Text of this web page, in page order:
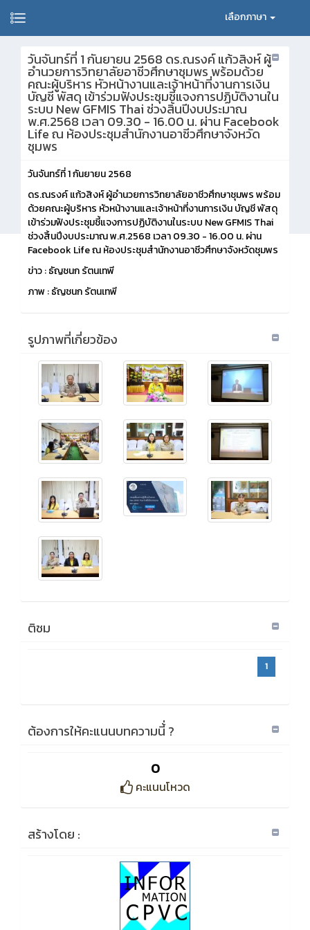
เลือกภาษา
วันจันทร์ที่ 1 กันยายน 2568 ดร.ณรงค์ แก้วสิงห์ ผู้
อำนวยการวิทยาลัยอาชีวศึกษาชุมพร พร้อมด้วย
คณะผู้บริหาร หัวหน้างานและเจ้าหน้าที่งานการเงิน
บัญชี พัสดุ เข้าร่วมฟังประชุมชี้แจงการปฏิบัติงานใน
ระบบ New GFMIS Thai ช่วงสิ้นปีงบประมาณ
พ.ศ.2568 เวลา 09.30 - 16.00 น. ผ่าน Facebook
Life ณ ห้องประชุมสำนักงานอาชีวศึกษาจังหวัด
ชุมพร
วันจันทร์ที่ 1 กันยายน 2568
ดร.ณรงค์ แก้วสิงห์ ผู้อำนวยการวิทยาลัยอาชีวศึกษาชุมพร พร้อม
ด้วยคณะผู้บริหาร หัวหน้างานและเจ้าหน้าที่งานการเงิน บัญชี พัสดุ
เข้าร่วมฟังประชุมชี้แจงการปฏิบัติงานในระบบ New GFMIS Thai
ช่วงสิ้นปีงบประมาณ พ.ศ.2568 เวลา 09.30 - 16.00 น. ผ่าน
Facebook Life ณ ห้องประชุมสำนักงานอาชีวศึกษาจังหวัดชุมพร
ข่าว : ธัญชนก รัตนเทพี
ภาพ : ธัญชนก รัตนเทพี
รูปภาพที่เกี่ยวข้อง
ติชม
1
ต้องการให้คะแนนบทความนี้่ ?
0
คะแนนโหวด
สร้างโดย :